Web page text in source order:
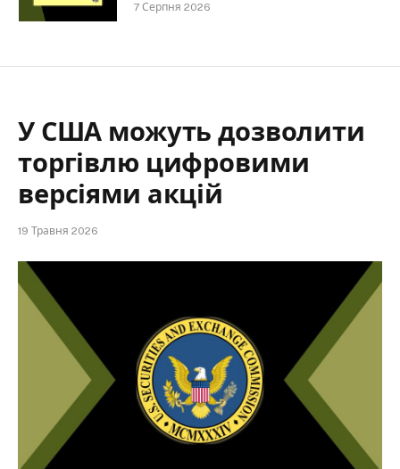
7 Серпня 2026
У США можуть дозволити
торгівлю цифровими
версіями акцій
19 Травня 2026